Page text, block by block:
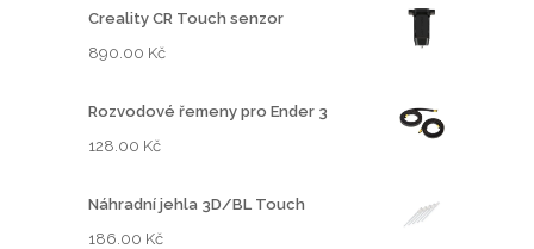
Creality CR Touch senzor
890.00 Kč
Rozvodové řemeny pro Ender 3
128.00 Kč
Náhradní jehla 3D/BL Touch
186.00 Kč